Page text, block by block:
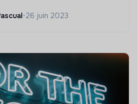
•26 juin 2023